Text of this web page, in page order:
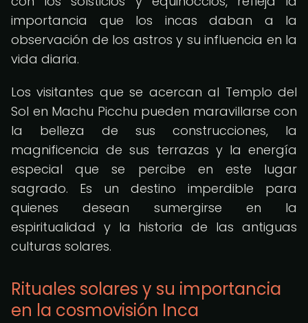
importancia que los incas daban a la
observación de los astros y su influencia en la
vida diaria.
Los visitantes que se acercan al Templo del
Sol en Machu Picchu pueden maravillarse con
la belleza de sus construcciones, la
magnificencia de sus terrazas y la energía
especial que se percibe en este lugar
sagrado. Es un destino imperdible para
quienes desean sumergirse en la
espiritualidad y la historia de las antiguas
culturas solares.
Rituales solares y su importancia
en la cosmovisión Inca